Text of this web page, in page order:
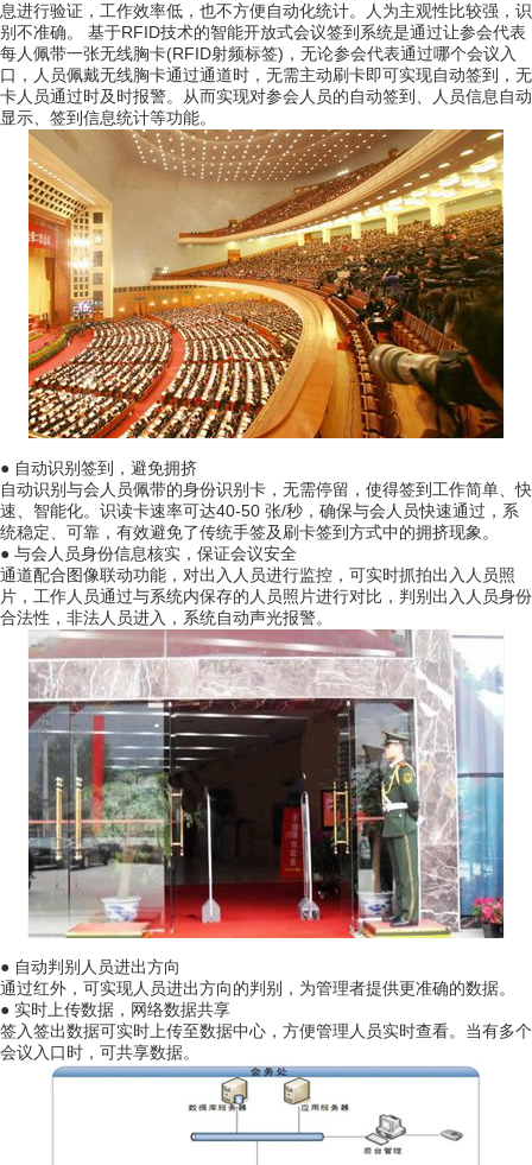
息进行验证，工作效率低，也不方便自动化统计。人为主观性比较强，识
别不准确。 基于RFID技术的智能开放式会议签到系统是通过让参会代表
每人佩带一张无线胸卡(RFID射频标签)，无论参会代表通过哪个会议入
口，人员佩戴无线胸卡通过通道时，无需主动刷卡即可实现自动签到，无
卡人员通过时及时报警。从而实现对参会人员的自动签到、人员信息自动
显示、签到信息统计等功能。
● 自动识别签到，避免拥挤
自动识别与会人员佩带的身份识别卡，无需停留，使得签到工作简单、快
速、智能化。识读卡速率可达40-50 张/秒，确保与会人员快速通过，系
统稳定、可靠，有效避免了传统手签及刷卡签到方式中的拥挤现象。
● 与会人员身份信息核实，保证会议安全
通道配合图像联动功能，对出入人员进行监控，可实时抓拍出入人员照
片，工作人员通过与系统内保存的人员照片进行对比，判别出入人员身份
合法性，非法人员进入，系统自动声光报警。
● 自动判别人员进出方向
通过红外，可实现人员进出方向的判别，为管理者提供更准确的数据。
● 实时上传数据，网络数据共享
签入签出数据可实时上传至数据中心，方便管理人员实时查看。当有多个
会议入口时，可共享数据。